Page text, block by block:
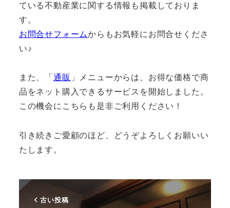
ている不動産業に関する情報も掲載しておりま
す。
お問合せフォームからもお気軽にお問合せくださ
い♪
また、「 通販 」メニューからは、お得な価格で商
品をネット購入できるサービスを開始しました。
この機会にこちらも是非ご利用ください！
引き続きご愛顧のほど、どうぞよろしくお願いい
たします。
古い投稿